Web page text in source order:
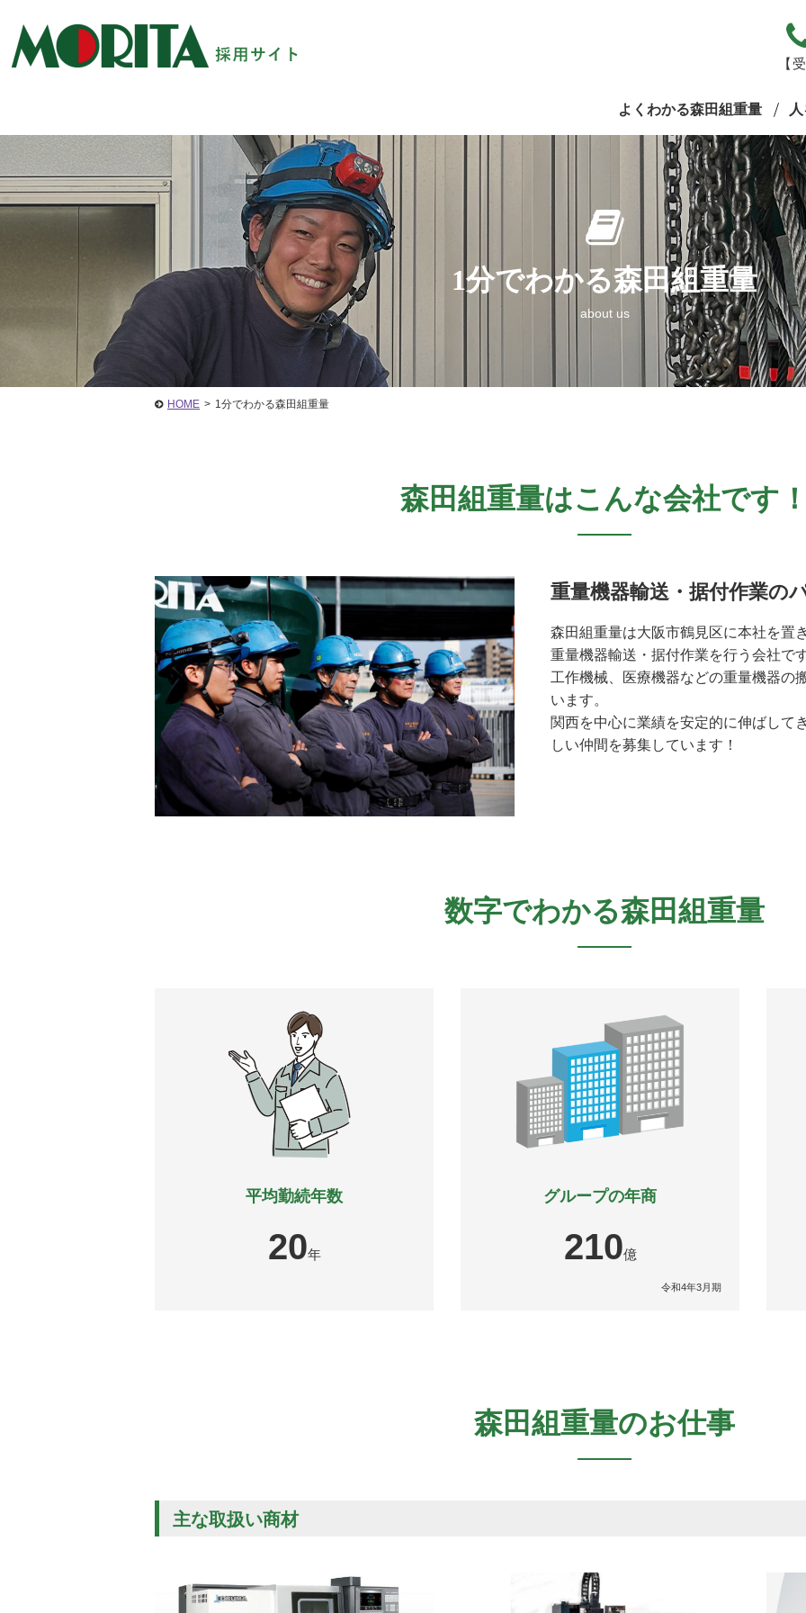
【
よくわかる森田組重量
1分でわかる森田組重量
about us
HOME > 1分でわかる森田組重量
森田組重量はこんな会社です
重量機器輸送・据付作業の
森田組重量は大阪市鶴見区に本社を置
重量機器輸送・据付作業を行う会社で
工作機械、医療機器などの重量機器の
います。
関西を中心に業績を安定的に伸ばして
しい仲間を募集しています！
数字でわかる森田組重量
平均勤続年数
20年
グループの年商
210億
令和4年3月期
森田組重量のお仕事
主な取扱い商材